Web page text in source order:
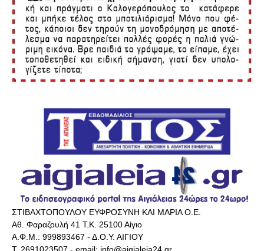
ΣΤΙΒΑΧΤΟΠΟΥΛΟΥ ΕΥΦΡΟΣΥΝΗ ΚΑΙ ΜΑΡΙΑ Ο.Ε.
Αθ. Φαραζουλή 41 Τ.Κ. 25100 Αίγιο
Α.Φ.Μ.: 999893467 - Δ.Ο.Υ. ΑΙΓΙΟΥ